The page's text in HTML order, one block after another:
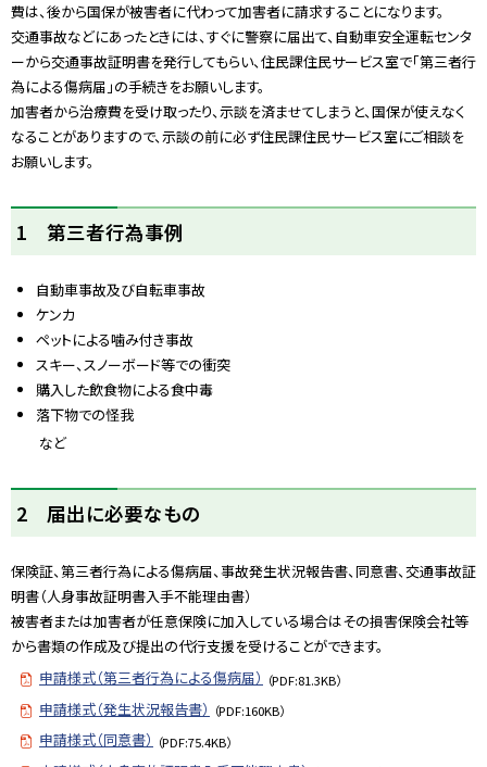
費は、後から国保が被害者に代わって加害者に請求することになります。
交通事故などにあったときには、すぐに警察に届出て、自動車安全運転センタ
ーから交通事故証明書を発行してもらい、住民課住民サービス室で「第三者行
為による傷病届」の手続きをお願いします。
加害者から治療費を受け取ったり、示談を済ませてしまうと、国保が使えなく
なることがありますので、示談の前に必ず住民課住民サービス室にご相談を
お願いします。
1 第三者行為事例
自動車事故及び自転車事故
ケンカ
ペットによる噛み付き事故
スキー、スノーボード等での衝突
購入した飲食物による食中毒
落下物での怪我
など
ッ
に
戻
る
2 届出に必要なもの
保険証、第三者行為による傷病届、事故発生状況報告書、同意書、交通事故証
明書（人身事故証明書入手不能理由書）
被害者または加害者が任意保険に加入している場合はその損害保険会社等
から書類の作成及び提出の代行支援を受けることができます。
申請様式（第三者行為による傷病届） （PDF:81.3KB）
申請様式（発生状況報告書） （PDF:160KB）
申請様式（同意書） （PDF:75.4KB）